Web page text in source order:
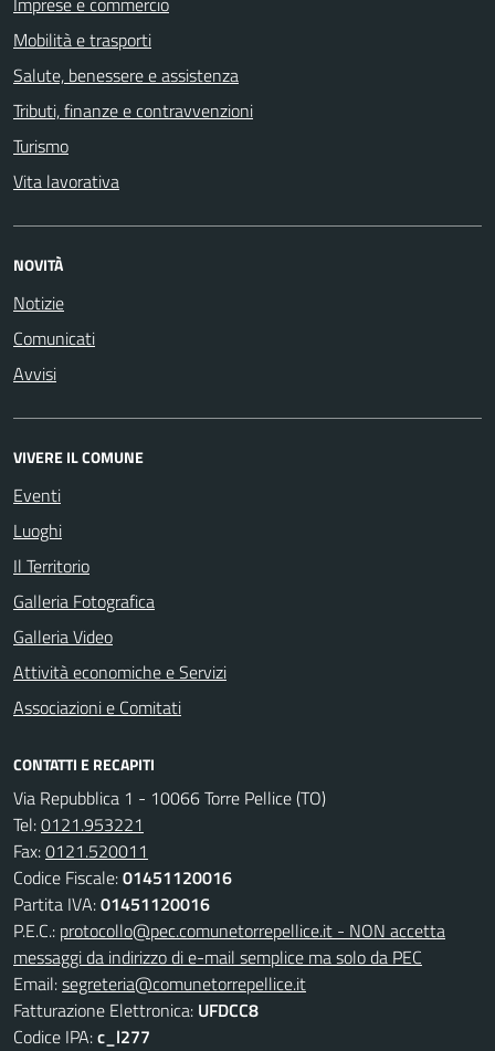
Mobilità e trasporti
Salute, benessere e assistenza
Tributi, finanze e contravvenzioni
Turismo
Vita lavorativa
NOVITÀ
Notizie
Comunicati
Avvisi
VIVERE IL COMUNE
Eventi
Luoghi
Il Territorio
Galleria Fotografica
Galleria Video
Attività economiche e Servizi
Associazioni e Comitati
CONTATTI E RECAPITI
Via Repubblica 1 - 10066 Torre Pellice (TO)
Tel:0121.953221
Fax:0121.520011
Codice Fiscale:01451120016
Partita IVA:01451120016
P.E.C.: protocollo@pec.comunetorrepellice.it - NON accetta
messaggi da indirizzo di e-mail semplice ma solo da PEC
Email:segreteria@comunetorrepellice.it
Fatturazione Elettronica: UFDCC8
Codice IPA:c_l277